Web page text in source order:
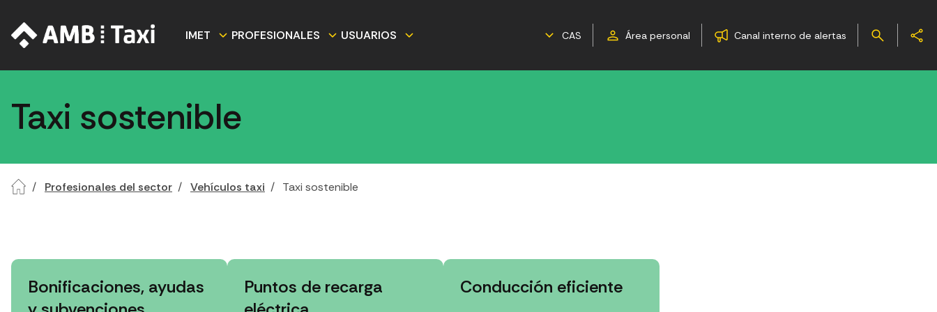
IMET PROFESIONALES USUARIOS CAS Área personal Canal interno de alertas
Taxi sostenible
Profesionales del sector Vehículos taxi Taxi sostenible
Bonificaciones, ayudas
Puntos de recarga
Conducción eficiente